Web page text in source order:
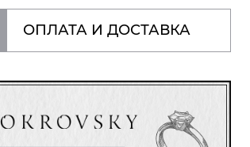
ОПЛАТА И ДОСТАВКА